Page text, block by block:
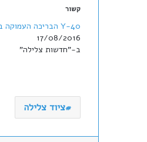
קשור
Y-40 הבריכה העמוקה בעולם
17/08/2016
ב-"חדשות צלילה"
ציוד צלילה